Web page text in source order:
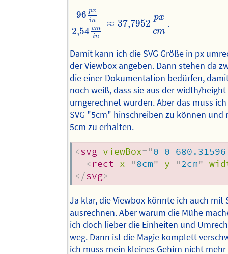
96 px
in
2,54 cm
in
≈ 37,7952
px
cm
96pxin
.
Damit kann ich die SVG Größe in px
der Viewbox angeben. Dann stehen da
die einer Dokumentation bedürfen,
noch weiß, dass sie aus der width/height
umgerechnet wurden. Aber das muss
SVG "5cm" hinschreiben zu können und
5cm zu erhalten.
<svg viewBox="0 0
<rect x="8cm" y="2cm"
</svg>
Ja klar, die Viewbox könnte ich auch mit
ausrechnen. Aber warum die Mühe
ich doch lieber die Einheiten und
weg. Dann ist die Magie komplett
ich muss mein kleines Gehirn nicht